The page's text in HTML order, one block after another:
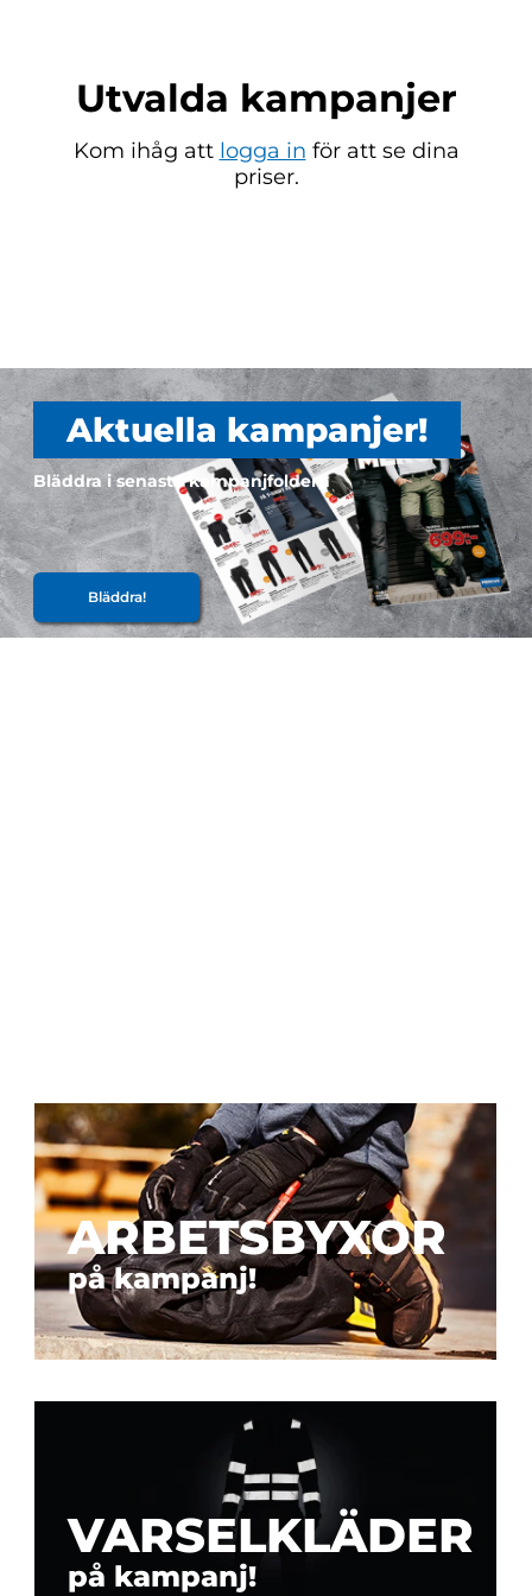
Utvalda kampanjer
Kom ihåg att logga in för att se dina
priser.
Aktuella kampanjer!
Bläddra i senaste kampanjfoldern
Bläddra!
ARBETSBYXOR
på kampanj!
VARSELKLÄDER
på kampanj!